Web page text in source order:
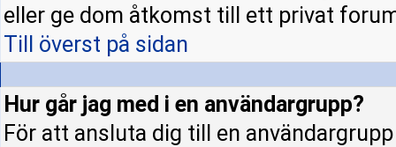
eller ge dom åtkomst till ett privat
Till överst på sidan
Hur går jag med i en användargrupp?
För att ansluta dig till en